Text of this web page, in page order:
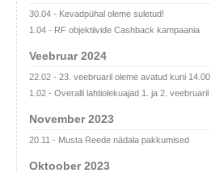
30.04 - Kevadpühal oleme suletud!
1.04 - RF objektiivide Cashback kampaania
Veebruar 2024
22.02 - 23. veebruaril oleme avatud kuni 14.00
1.02 - Overalli lahtiolekuajad 1. ja 2. veebruaril
November 2023
20.11 - Musta Reede nädala pakkumised
Oktoober 2023